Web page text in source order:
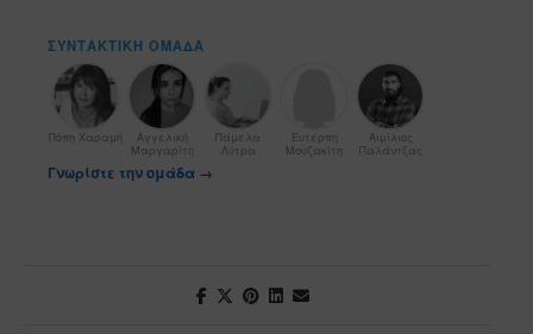
ΣΥΝΤΑΚΤΙΚΉ ΟΜΆΔΑ
Πόπη Χαραμή
Αγγελική
Μαργαρίτη
Πάμελα
Λύτρα
Ευτέρπη
Μουζακίτη
Αιμίλιος
Παλάντζας
Γνωρίστε την ομάδα →